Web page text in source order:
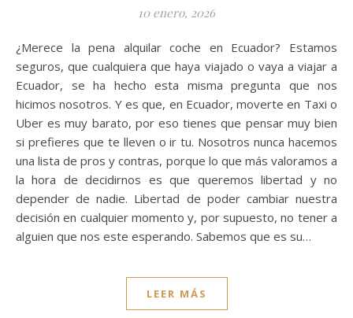
10 enero, 2026
¿Merece la pena alquilar coche en Ecuador? Estamos
seguros, que cualquiera que haya viajado o vaya a viajar a
Ecuador, se ha hecho esta misma pregunta que nos
hicimos nosotros. Y es que, en Ecuador, moverte en Taxi o
Uber es muy barato, por eso tienes que pensar muy bien
si prefieres que te lleven o ir tu. Nosotros nunca hacemos
una lista de pros y contras, porque lo que más valoramos a
la hora de decidirnos es que queremos libertad y no
depender de nadie. Libertad de poder cambiar nuestra
decisión en cualquier momento y, por supuesto, no tener a
alguien que nos este esperando. Sabemos que es su…
LEER MÁS